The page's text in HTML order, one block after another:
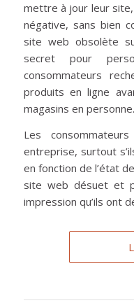
mettre à jour leur
négative, sans bien
site web obsolète
secret pour
consommateurs
produits en ligne
magasins en personne.
Les
entreprise, surtout
en fonction de l’état
site web désuet et
impression qu’ils ont